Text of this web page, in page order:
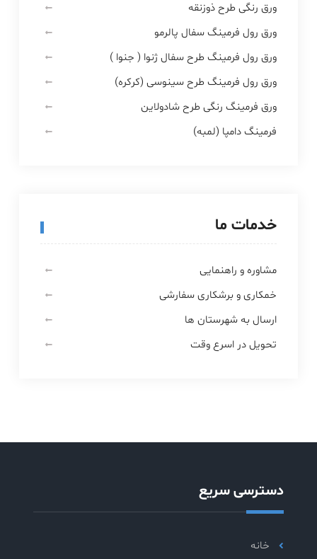
ورق رنگی طرح ذوزنقه
ورق رول فرمینگ سفال پالرمو
ورق رول فرمینگ طرح سفال ژنوا ( جنوا )
ورق رول فرمینگ طرح سینوسی (کرکره)
ورق فرمینگ رنگی طرح شادولاین
فرمینگ دامپا (لمبه)
خدمات ما
مشاوره و راهنمایی
خمکاری و برشکاری سفارشی
ارسال به شهرستان ها
تحویل در اسرع وقت
دسترسی سریع
خانه